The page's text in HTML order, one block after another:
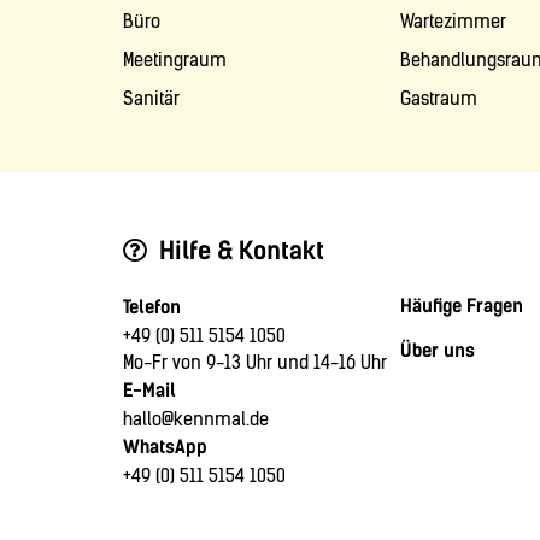
Büro
Meetingraum
Sanitär
Wartezimmer
Gastraum
Hilfe & Kontakt
Telefon
+49 (0) 511 5154 1050
Mo-Fr von 9-13 Uhr und 14-16 Uhr
E-Mail
hallo@kennmal.de
WhatsApp
+49 (0) 511 5154 1050
Häufige Fragen
Über uns